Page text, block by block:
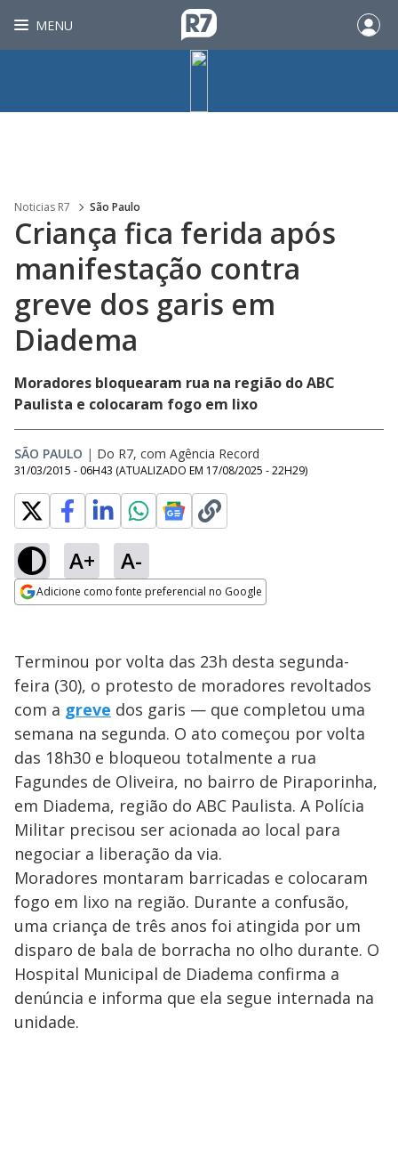
MENU
Noticias R7 São Paulo
Criança fica ferida após
manifestação contra
greve dos garis em
Diadema
Moradores bloquearam rua na região do ABC
Paulista e colocaram fogo em lixo
SÃO PAULO | Do R7, com Agência Record
31/03/2015 - 06H43 (ATUALIZADO EM 17/08/2025 - 22H29)
A+ A-
Adicione como fonte preferencial no Google
Terminou por volta das 23h desta segunda-
feira (30), o protesto de moradores revoltados
com a greve dos garis — que completou uma
semana na segunda. O ato começou por volta
das 18h30 e bloqueou totalmente a rua
Fagundes de Oliveira, no bairro de Piraporinha,
em Diadema, região do ABC Paulista. A Polícia
Militar precisou ser acionada ao local para
negociar a liberação da via.
Moradores montaram barricadas e colocaram
fogo em lixo na região. Durante a confusão,
uma criança de três anos foi atingida por um
disparo de bala de borracha no olho durante. O
Hospital Municipal de Diadema confirma a
denúncia e informa que ela segue internada na
unidade.